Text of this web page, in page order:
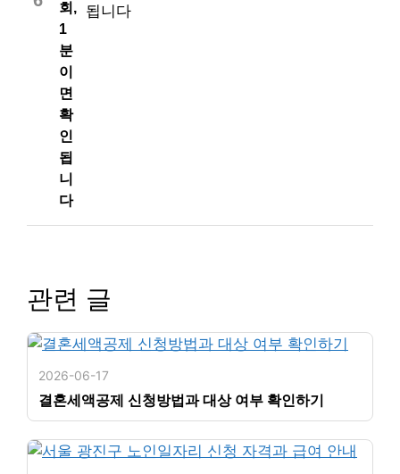
회,
1
분
이
면
확
인
됩
니
다
관련 글
2026-06-17
결혼세액공제 신청방법과 대상 여부 확인하기